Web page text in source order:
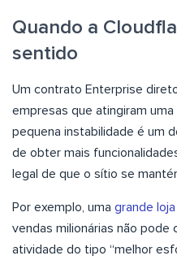
Quando a
sentido
Um contrato Enterprise
empresas que atingiram
pequena instabilidade é um
de obter mais
legal de que o sítio se
Por exemplo, uma grande
vendas milionárias não
atividade do tipo “melhor